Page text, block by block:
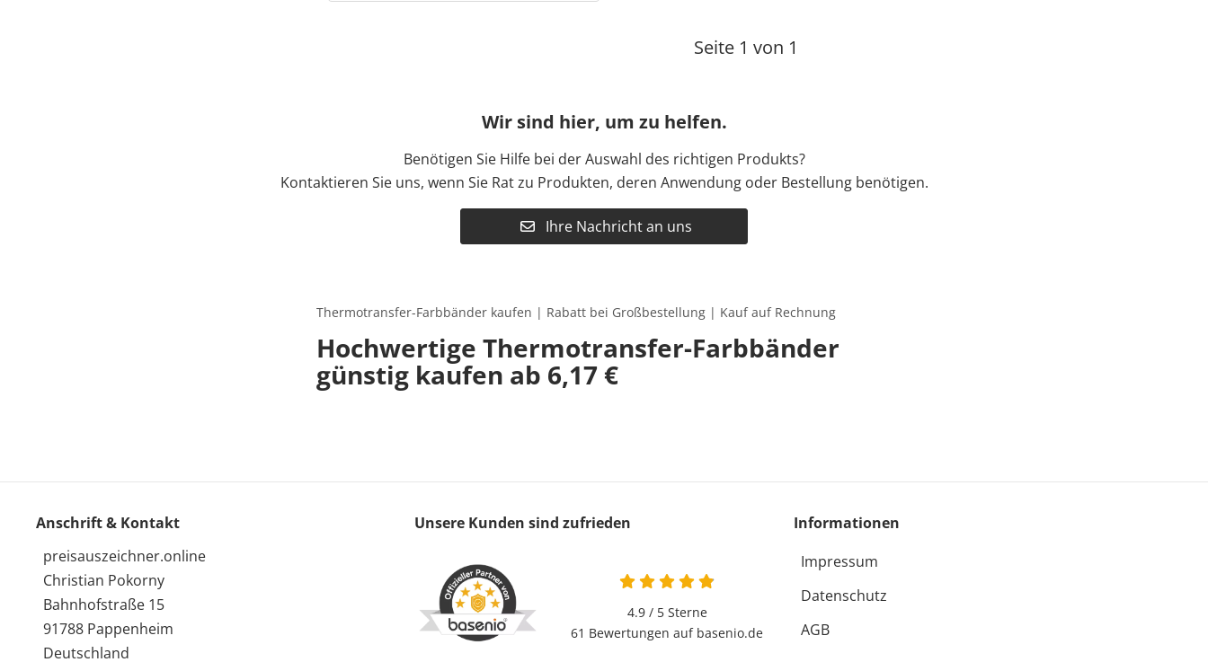
Seite 1 von 1
Wir sind hier, um zu helfen.
Benötigen Sie Hilfe bei der Auswahl des richtigen Produkts?
Kontaktieren Sie uns, wenn Sie Rat zu Produkten, deren Anwendung oder Bestellung benötigen.
Ihre Nachricht an uns
Thermotransfer-Farbbänder kaufen | Rabatt bei Großbestellung | Kauf auf Rechnung
Hochwertige Thermotransfer-Farbbänder
günstig kaufen ab 6,17 €
Anschrift & Kontakt
preisauszeichner.online
Christian Pokorny
Bahnhofstraße 15
91788 Pappenheim
Deutschland
Unsere Kunden sind zufrieden
4.9 / 5Sterne
61 Bewertungen auf basenio.de
Informationen
Impressum
Datenschutz
AGB